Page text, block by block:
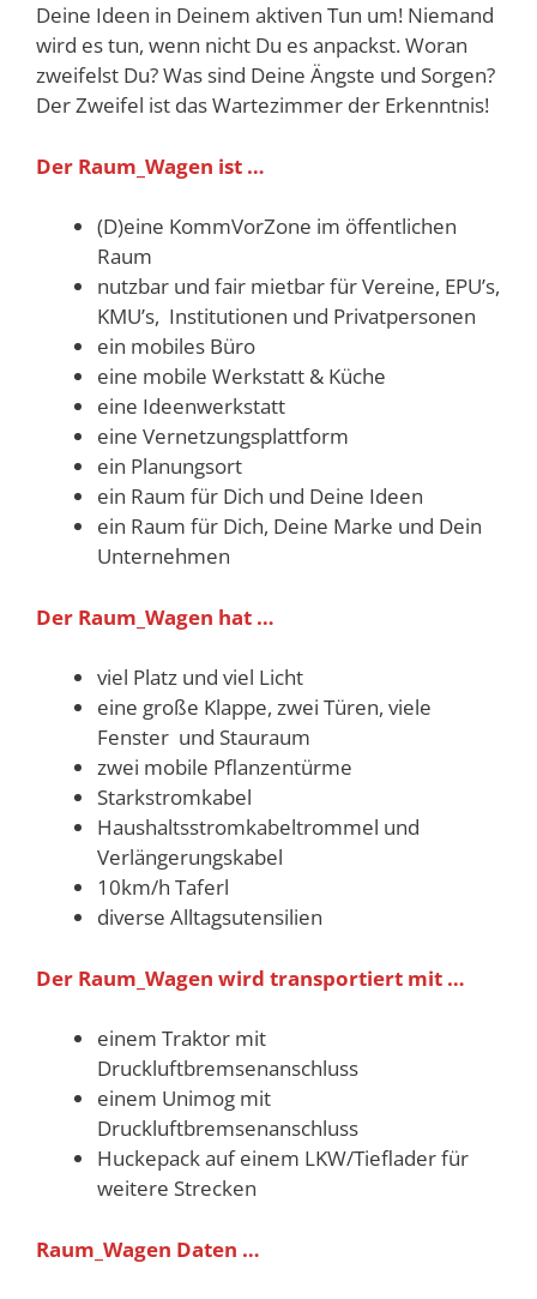
Deine Ideen in Deinem aktiven Tun um! Niemand
wird es tun, wenn nicht Du es anpackst. Woran
zweifelst Du? Was sind Deine Ängste und Sorgen?
Der Zweifel ist das Wartezimmer der Erkenntnis!
Der Raum_Wagen ist …
(D)eine KommVorZone im öffentlichen
Raum
nutzbar und fair mietbar für Vereine, EPU’s,
KMU’s, Institutionen und Privatpersonen
ein mobiles Büro
eine mobile Werkstatt & Küche
eine Ideenwerkstatt
eine Vernetzungsplattform
ein Planungsort
ein Raum für Dich und Deine Ideen
ein Raum für Dich, Deine Marke und Dein
Unternehmen
Der Raum_Wagen hat …
viel Platz und viel Licht
eine große Klappe, zwei Türen, viele
Fenster und Stauraum
zwei mobile Pflanzentürme
Starkstromkabel
Haushaltsstromkabeltrommel und
Verlängerungskabel
10km/h Taferl
diverse Alltagsutensilien
Der Raum_Wagen wird transportiert mit …
einem Traktor mit
Druckluftbremsenanschluss
einem Unimog mit
Druckluftbremsenanschluss
Huckepack auf einem LKW/Tieflader für
weitere Strecken
Raum_Wagen Daten …